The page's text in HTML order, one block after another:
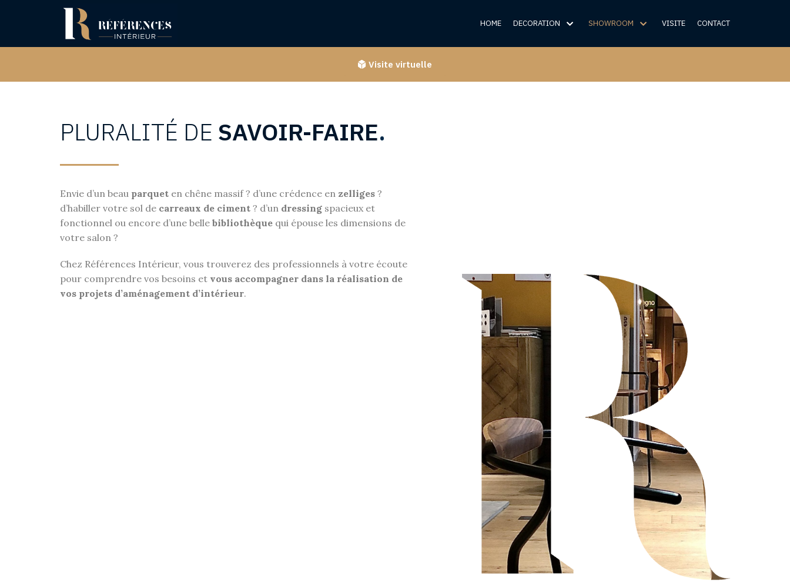
au
HOME DECORATION SHOWROOM VISITE CONTACT
Visite virtuelle
PLURALITÉ DE SAVOIR-FAIRE.
Envie d’un beau parquet en chêne massif ? d’une crédence en zelliges ?
d’habiller votre sol de carreaux de ciment ? d’un dressing spacieux et
fonctionnel ou encore d’une belle bibliothèque qui épouse les dimensions de
votre salon ?
Chez Références Intérieur, vous trouverez des professionnels à votre écoute
pour comprendre vos besoins et vous accompagner dans la réalisation de
vos projets d’aménagement d’intérieur.